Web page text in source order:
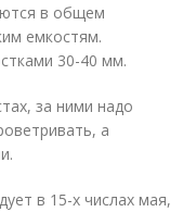
в общем
емкостям.
30-40 мм.
за ними надо
а
в 15-х числах мая,